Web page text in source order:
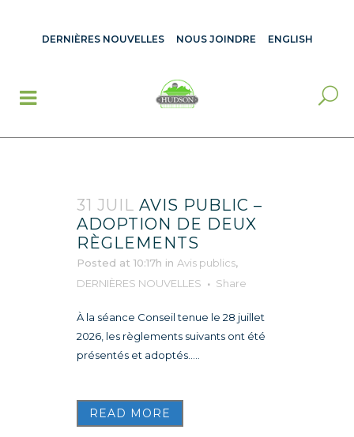
DERNIÈRES NOUVELLES NOUS JOINDRE ENGLISH
31 JUIL AVIS PUBLIC –
ADOPTION DE DEUX
RÈGLEMENTS
Posted at 10:17h in Avis publics,
DERNIÈRES NOUVELLES
Share
À la séance Conseil tenue le 28 juillet
2026, les règlements suivants ont été
présentés et adoptés.....
READ MORE